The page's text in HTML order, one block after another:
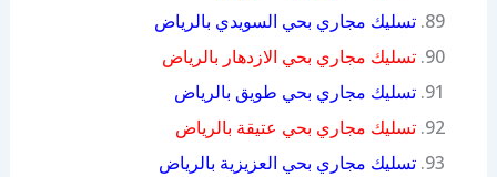
تسليك مجاري بحي السويدي بالرياض
تسليك مجاري بحي الازدهار بالرياض
تسليك مجاري بحي طويق بالرياض
تسليك مجاري بحي عتيقة بالرياض
تسليك مجاري بحي العزيزية بالرياض